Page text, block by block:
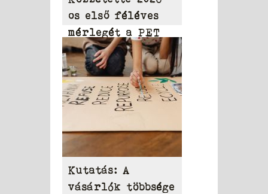
os első féléves
mérlegét a PET
to PET
Kutatás: A
vásárlók többsége